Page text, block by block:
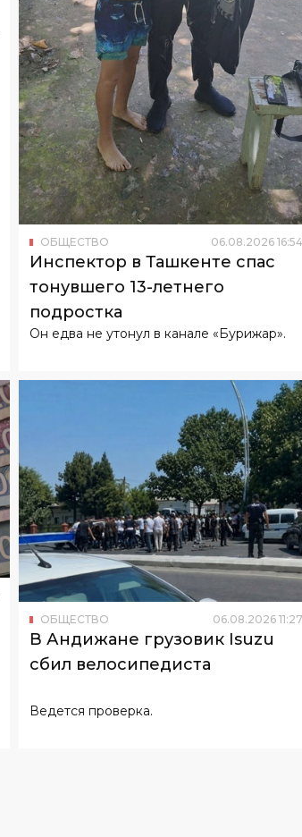
ОБЩЕСТВО 06. 08 .2026 16: 54
Инспектор в Ташкенте спас
тонувшего 13-летнего
подростка
Он едва не утонул в канале «Бурижар».
ОБЩЕСТВО 06. 08.2026 11:27
В Андижане грузовик Isuzu
сбил велосипедиста
Ведется проверка.